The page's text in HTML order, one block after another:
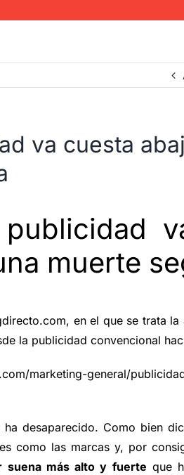
va cuesta
muerte
en el que se trata
la publicidad convencional
marketing-general/
desaparecido. Como bien
como las marcas y, por
suena más alto y fuerte que